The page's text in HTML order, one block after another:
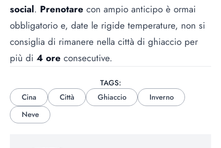
social. Prenotare con ampio anticipo è ormai
obbligatorio e, date le rigide temperature, non si
consiglia di rimanere nella città di ghiaccio per
più di 4 ore consecutive.
TAGS:
Cina
Città Ghiaccio
Inverno
Neve